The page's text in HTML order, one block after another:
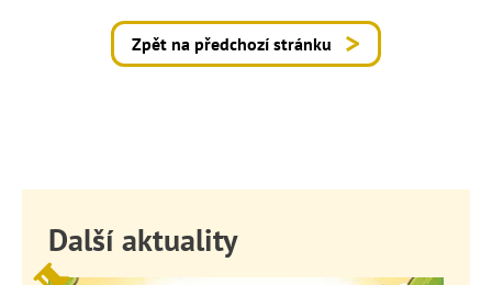
Zpět na předchozí stránku
Další aktuality